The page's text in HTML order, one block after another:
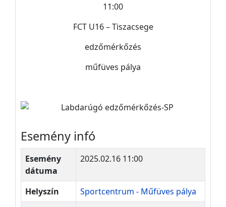
11:00
FCT U16 – Tiszacsege
edzőmérkőzés
műfüves pálya
Esemény infó
Esemény
dátuma
2025.02.16 11:00
Helyszín
Sportcentrum - Műfüves pálya